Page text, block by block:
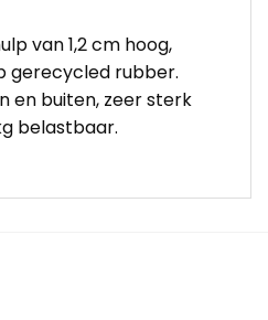
van 1,2 cm hoog,
gerecycled rubber.
en buiten, zeer sterk
belastbaar.